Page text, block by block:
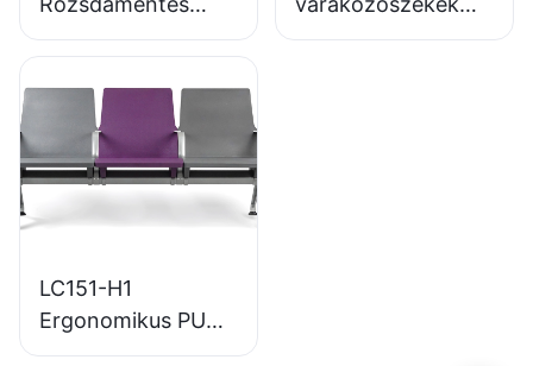
Várakozószék
Tökéletes
Különböző
Közterekbe
LC152 alumínium
LC151-H1
Ergonomikus PU
repülőtéri